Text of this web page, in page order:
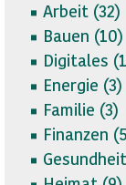
Arbeit (32)
Bauen (10)
Digitales (
Energie (3)
Familie (3)
Finanzen (